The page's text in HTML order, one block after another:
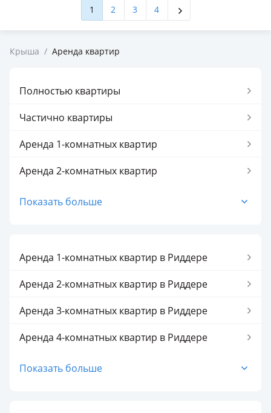
1 2 3 4
Крыша / Аренда квартир
Полностью квартиры
Частично квартиры
Аренда 1-комнатных квартир
Аренда 2-комнатных квартир
Аренда 3-комнатных квартир
Аренда 5-комнатных квартир
Показать больше
Аренда 1-комнатных квартир в Риддере
Аренда 2-комнатных квартир в Риддере
Аренда 3-комнатных квартир в Риддере
Аренда 4-комнатных квартир в Риддере
Показать больше